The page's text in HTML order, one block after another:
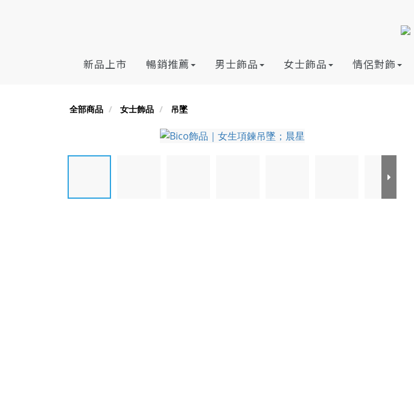
新品上市 暢銷推薦 男士飾品 女士飾品 情侶對飾
全部商品 女士飾品 吊墜